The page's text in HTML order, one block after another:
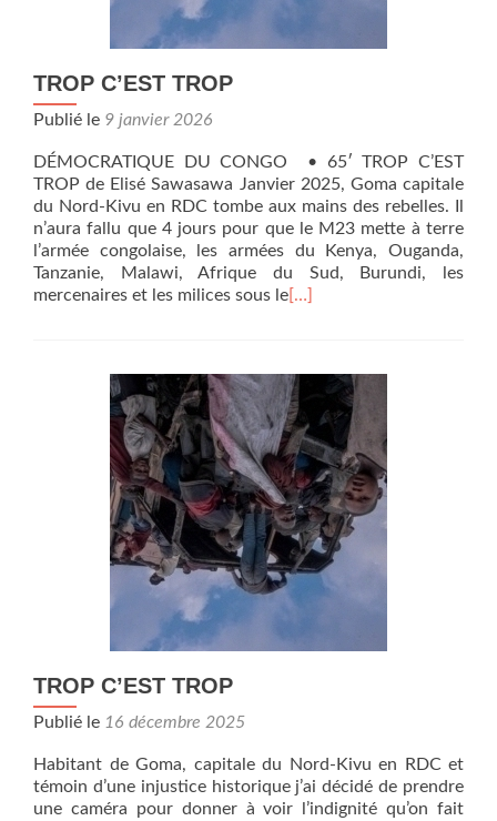
TROP C’EST TROP
Publié le 9 janvier 2026
DÉMOCRATIQUE DU CONGO • 65′ TROP C’EST
TROP de Elisé Sawasawa Janvier 2025, Goma capitale
du Nord-Kivu en RDC tombe aux mains des rebelles. Il
n’aura fallu que 4 jours pour que le M23 mette à terre
l’armée congolaise, les armées du Kenya, Ouganda,
Tanzanie, Malawi, Afrique du Sud, Burundi, les
mercenaires et les milices sous le […]
TROP C’EST TROP
Publié le 16 décembre 2025
Habitant de Goma, capitale du Nord-Kivu en RDC et
témoin d’une injustice historique j’ai décidé de prendre
une caméra pour donner à voir l’indignité qu’on fait